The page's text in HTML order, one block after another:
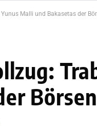
Malli und Bakasetas der